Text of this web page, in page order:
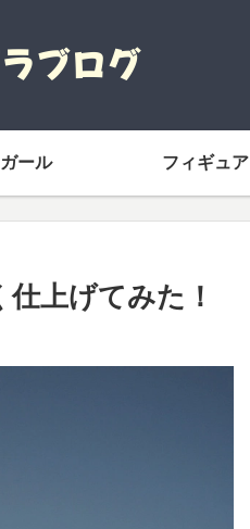
ール フィギュア
上げてみた！